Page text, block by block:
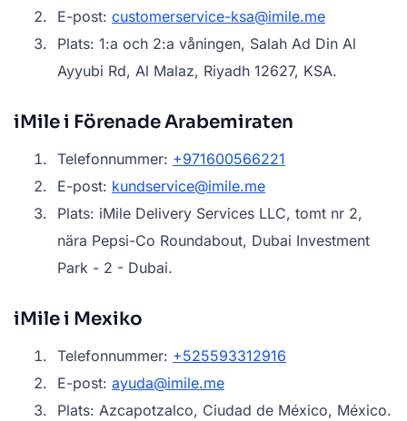
E-post: customerservice-ksa@imile.me
Plats: 1:a och 2:a våningen, Salah Ad Din Al
Ayyubi Rd, Al Malaz, Riyadh 12627, KSA.
iMile i Förenade Arabemiraten
Telefonnummer: +971600566221
E-post: kundservice@imile.me
Plats: iMile Delivery Services LLC, tomt nr 2,
nära Pepsi-Co Roundabout, Dubai Investment
Park - 2 - Dubai.
iMile i Mexiko
Telefonnummer: +525593312916
E-post: ayuda@imile.me
Plats: Azcapotzalco, Ciudad de México, México.